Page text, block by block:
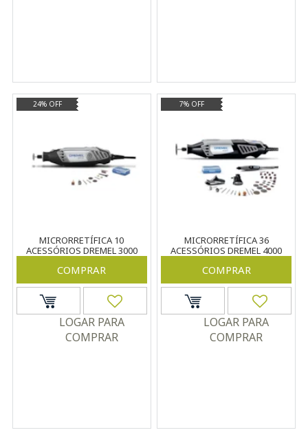
24% OFF
MICRORRETÍFICA 10
ACESSÓRIOS DREMEL 3000
COMPRAR
LOGAR PARA
COMPRAR
7% OFF
MICRORRETÍFICA 36
ACESSÓRIOS DREMEL 4000
COMPRAR
LOGAR PARA
COMPRAR